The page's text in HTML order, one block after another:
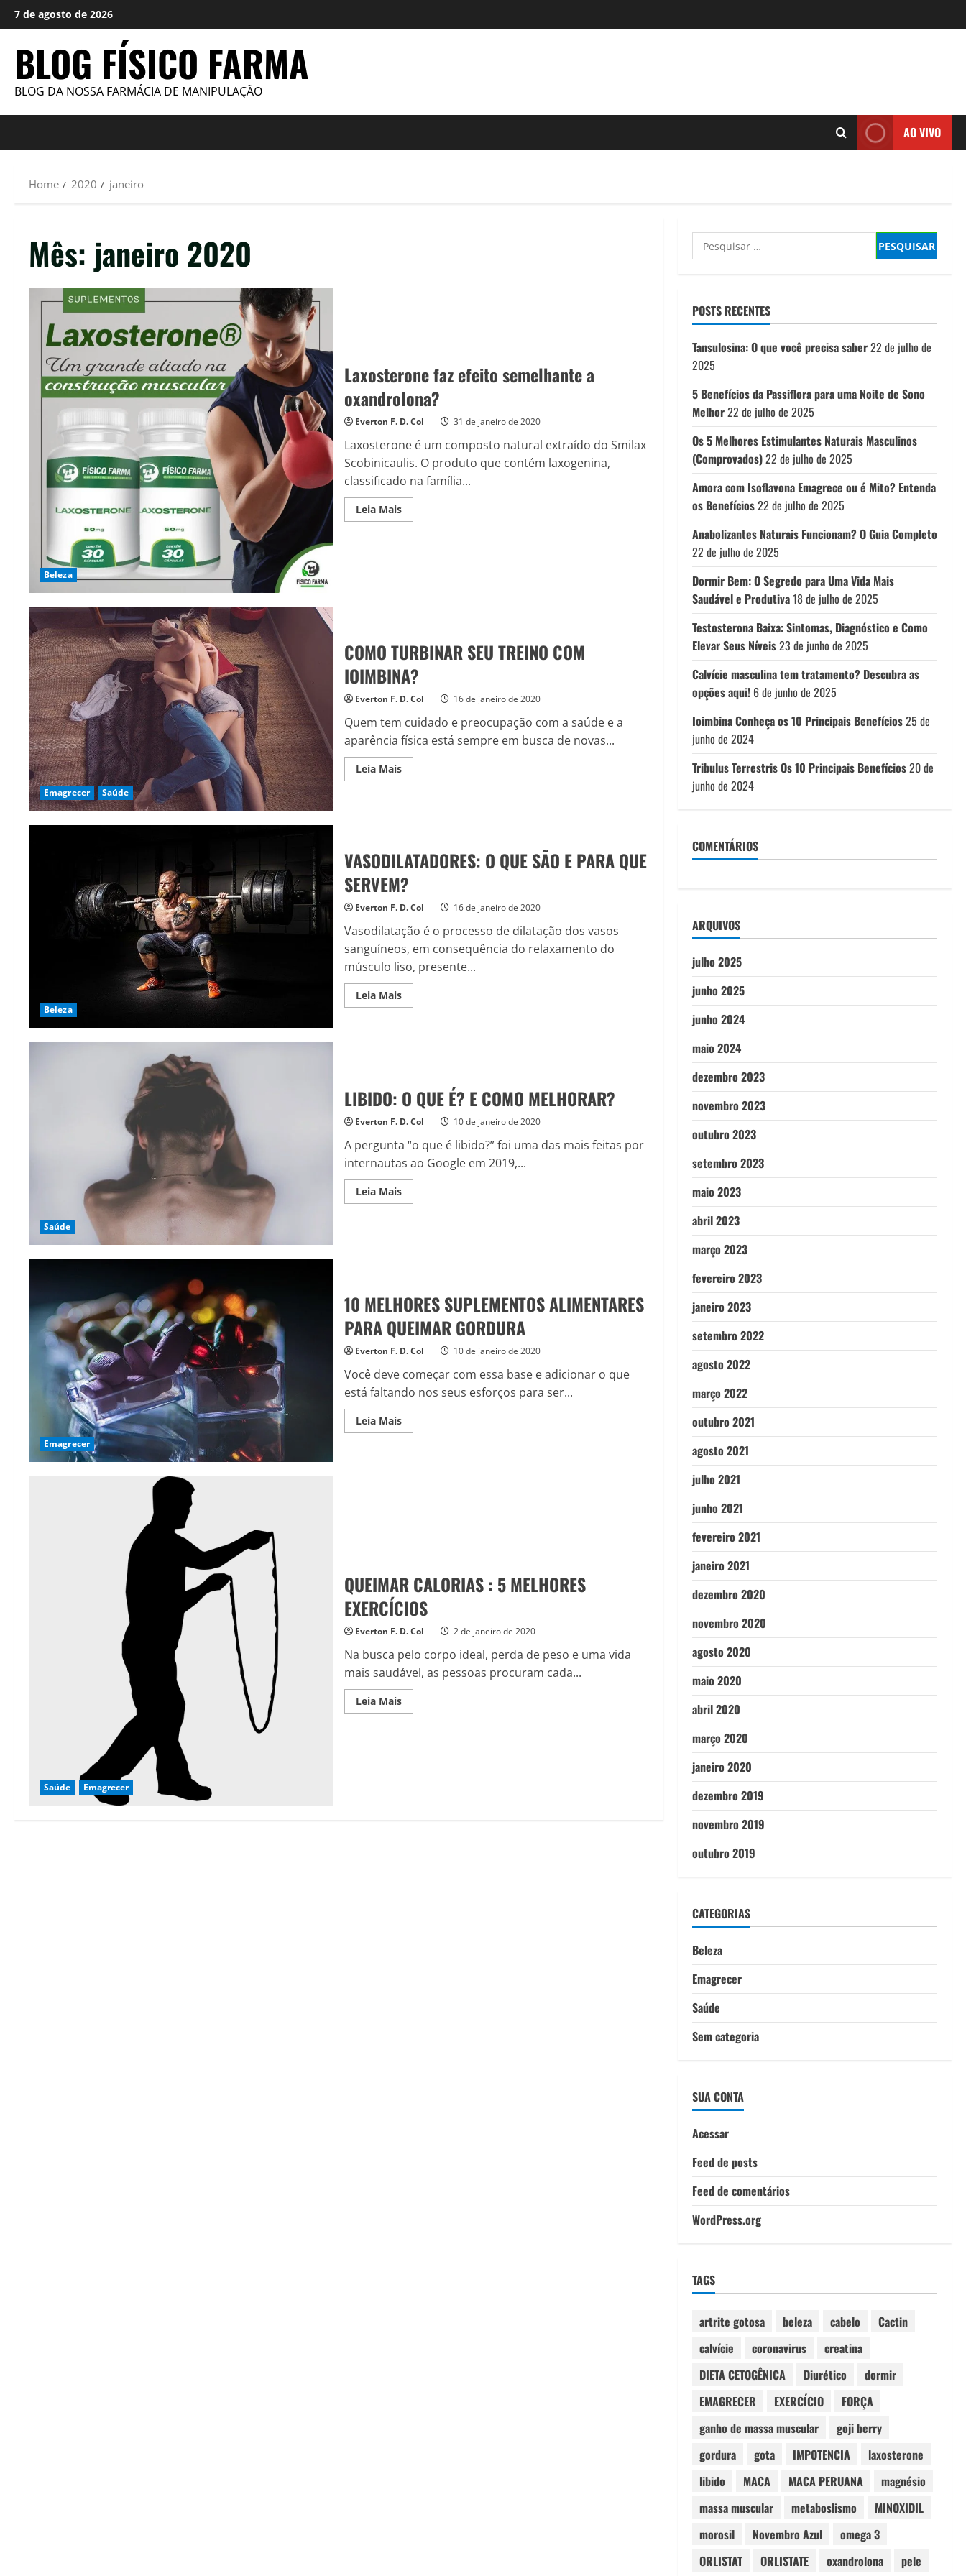
Skip
to
7 de agosto de 2026
BLOG FÍSICO FARMA
BLOG DA NOSSA FARMÁCIA DE MANIPULAÇÃO
AO VIVO
Home 2020 janeiro
Mês: janeiro 2020
Beleza
Laxosterone faz efeito semelhante a
oxandrolona?
Everton F. D. Col 31 de janeiro de 2020
Laxosterone é um composto natural extraído do Smilax
Scobinicaulis. O produto que contém laxogenina,
classificado na família...
Leia MaisRead
more
Emagrecer Saúde
COMO TURBINAR SEU TREINO COM
IOIMBINA?
Everton F. D. Col 16 de janeiro de 2020
Quem tem cuidado e preocupação com a saúde e a
aparência física está sempre em busca de novas...
Leia MaisRead
more
Beleza
VASODILATADORES: O QUE SÃO E PARA QUE
SERVEM?
Everton F. D. Col 16 de janeiro de 2020
Vasodilatação é o processo de dilatação dos vasos
sanguíneos, em consequência do relaxamento do
músculo liso, presente...
Leia MaisRead
more
SERVEM?
Saúde
LIBIDO: O QUE É? E COMO MELHORAR?
Everton F. D. Col 10 de janeiro de 2020
A pergunta “o que é libido?” foi uma das mais feitas por
internautas ao Google em 2019,...
Leia MaisRead
more
Emagrecer
10 MELHORES SUPLEMENTOS ALIMENTARES
PARA QUEIMAR GORDURA
Everton F. D. Col 10 de janeiro de 2020
Você deve começar com essa base e adicionar o que
está faltando nos seus esforços para ser...
Leia MaisRead
more
Saúde Emagrecer
QUEIMAR CALORIAS : 5 MELHORES
EXERCÍCIOS
Everton F. D. Col 2 de janeiro de 2020
Na busca pelo corpo ideal, perda de peso e uma vida
mais saudável, as pessoas procuram cada...
Leia MaisRead
more
Pesquisar
por:
POSTS RECENTES
Tansulosina: O que você precisa saber22 de julho de
2025
5 Benefícios da Passiflora para uma Noite de Sono
Melhor22 de julho de 2025
Os 5 Melhores Estimulantes Naturais Masculinos
(Comprovados)22 de julho de 2025
Amora com Isoflavona Emagrece ou é Mito? Entenda
os Benefícios22 de julho de 2025
Anabolizantes Naturais Funcionam? O Guia Completo
22 de julho de 2025
Dormir Bem: O Segredo para Uma Vida Mais
Saudável e Produtiva18 de julho de 2025
Testosterona Baixa: Sintomas, Diagnóstico e Como
Elevar Seus Níveis23 de junho de 2025
Calvície masculina tem tratamento? Descubra as
opções aqui! 6 de junho de 2025
Ioimbina Conheça os 10 Principais Benefícios25 de
junho de 2024
Tribulus Terrestris Os 10 Principais Benefícios20 de
junho de 2024
COMENTÁRIOS
ARQUIVOS
julho 2025
junho 2025
junho 2024
maio 2024
dezembro 2023
novembro 2023
outubro 2023
setembro 2023
maio 2023
abril 2023
março 2023
fevereiro 2023
janeiro 2023
setembro 2022
agosto 2022
março 2022
outubro 2021
agosto 2021
julho 2021
junho 2021
fevereiro 2021
janeiro 2021
dezembro 2020
novembro 2020
agosto 2020
maio 2020
abril 2020
março 2020
janeiro 2020
dezembro 2019
novembro 2019
outubro 2019
CATEGORIAS
Beleza
Emagrecer
Saúde
Sem categoria
SUA CONTA
Acessar
Feed de posts
Feed de comentários
WordPress.org
TAGS
artrite gotosa beleza cabelo
Cactin
calvície
coronavirus
creatina
DIETA CETOGÊNICA
Diurético
dormir
EMAGRECER
EXERCÍCIO
FORÇA
ganho de massa muscular
goji berry
gordura
gota IMPOTENCIA
laxosterone
libido
MACA MACA PERUANA
magnésio
massa muscular
metaboslismo
MINOXIDIL
morosil
Novembro Azul
omega 3
ORLISTAT
ORLISTATE oxandrolona pele